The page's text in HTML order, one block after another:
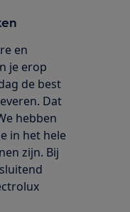
en
je erop
de best
Dat
hebben
in het hele
zijn. Bij